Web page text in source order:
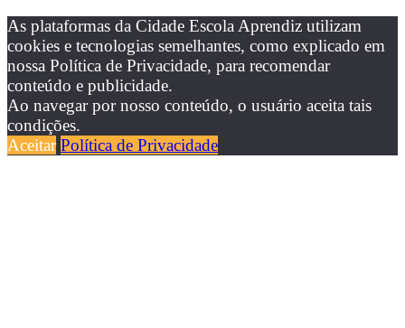
As plataformas da Cidade Escola Aprendiz utilizam
cookies e tecnologias semelhantes, como explicado em
nossa Política de Privacidade, para recomendar
conteúdo e publicidade.
Ao navegar por nosso conteúdo, o usuário aceita tais
condições.
Aceitar Política de Privacidade